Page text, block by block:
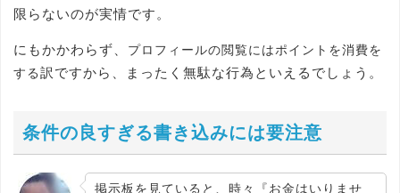
限らないのが実情です。
にもかかわらず、 プロフィールの閲覧にはポイントを消費を
する訳ですから、まったく無駄な行為といえるでしょう。
条件の良すぎる書き込みには要注意
掲示板を見ていると、時々『お金はいりませ